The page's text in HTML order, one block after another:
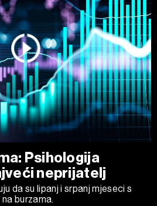
Psihologija
neprijatelj
da su lipanj i srpanj mjeseci s
burzama.